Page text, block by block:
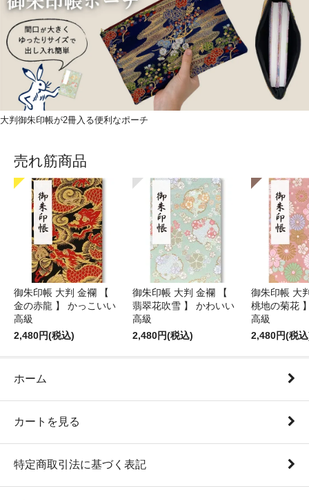
大判御朱印帳が2冊入る便利なポーチ
売れ筋商品
御朱印帳 大判 金襴 【
金の赤龍 】 かっこいい
高級
2,480円(税込)
御朱印帳 大判 金襴 【
翡翠花吹雪 】 かわいい
高級
2,480円(税込)
御朱印帳 大
桃地の菊花
高級
2,480円(税
ホーム
カートを見る
特定商取引法に基づく表記